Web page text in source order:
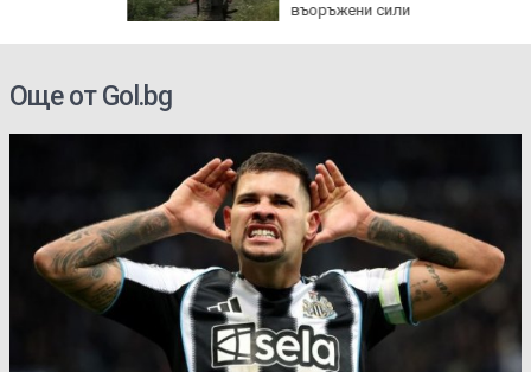
въоръжени сили
Още от Gol.bg